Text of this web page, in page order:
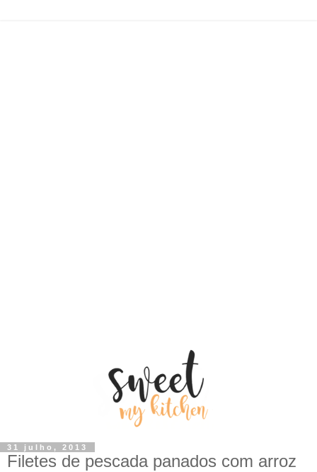
31 julho, 2013
Filetes de pescada panados com arroz